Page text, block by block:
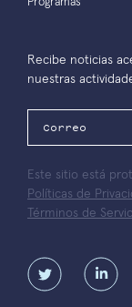
Recibe noticias
nuestras
Este sitio está
Políticas de
Términos de